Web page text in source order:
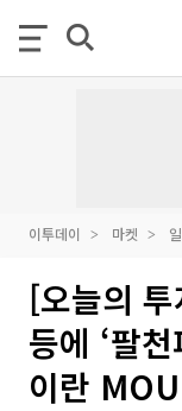
이투데이 마켓
[오늘의
등에 ‘팔
이란